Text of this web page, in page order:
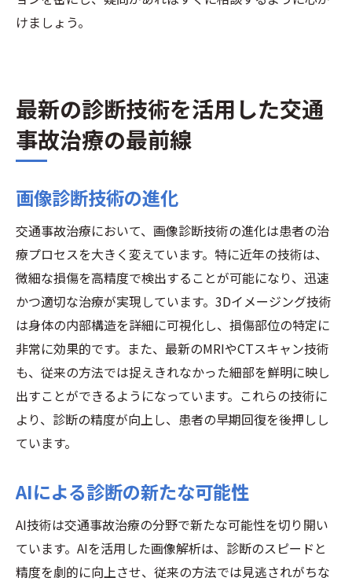
けましょう。
最新の診断技術を活用した交通
事故治療の最前線
画像診断技術の進化
交通事故治療において、画像診断技術の進化は患者の治
療プロセスを大きく変えています。特に近年の技術は、
微細な損傷を高精度で検出することが可能になり、迅速
かつ適切な治療が実現しています。3Dイメージング技術
は身体の内部構造を詳細に可視化し、損傷部位の特定に
非常に効果的です。また、最新のMRIやCTスキャン技術
も、従来の方法では捉えきれなかった細部を鮮明に映し
出すことができるようになっています。これらの技術に
より、診断の精度が向上し、患者の早期回復を後押しし
ています。
AIによる診断の新たな可能性
AI技術は交通事故治療の分野で新たな可能性を切り開い
ています。AIを活用した画像解析は、診断のスピードと
精度を劇的に向上させ、従来の方法では見逃されがちな